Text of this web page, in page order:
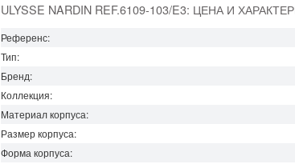
ULYSSE NARDIN REF.6109-103/E3: ЦЕНА И
Референс:
Тип:
Бренд:
Коллекция:
Материал корпуса:
Размер корпуса:
Форма корпуса: